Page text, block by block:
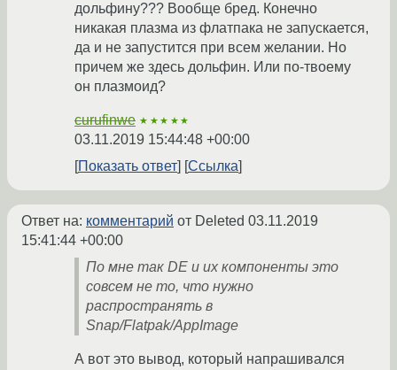
дольфину??? Вообще бред. Конечно
никакая плазма из флатпака не запускается,
да и не запустится при всем желании. Но
причем же здесь дольфин. Или по-твоему
он плазмоид?
curufinwe ★★★★★
03.11.2019 15:44:48 +00:00
Показать ответ
Ссылка
Ответ на: комментарий от Deleted 03.11.2019
15:41:44 +00:00
По мне так DE и их компоненты это
совсем не то, что нужно
распространять в
Snap/Flatpak/AppImage
А вот это вывод, который напрашивался